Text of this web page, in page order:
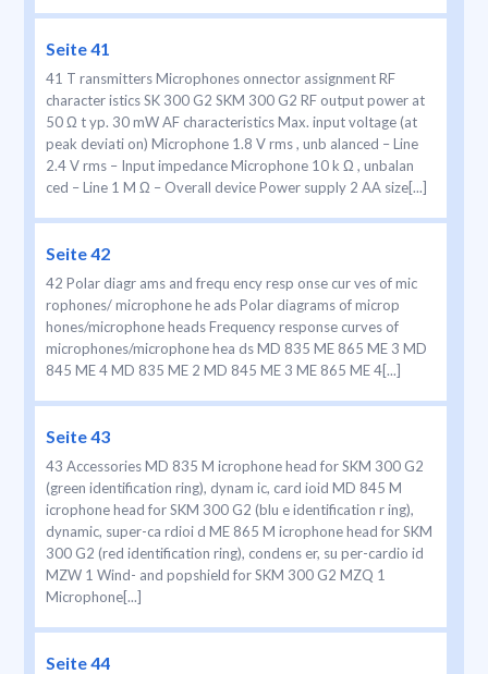
Seite 41
41 T ransmitters Microphones onnector assignment RF
character istics SK 300 G2 SKM 300 G2 RF output power at
50 Ω t yp. 30 mW AF characteristics Max. input voltage (at
peak deviati on) Microphone 1.8 V rms , unb alanced – Line
2.4 V rms – Input impedance Microphone 10 k Ω , unbalan
ced – Line 1 M Ω – Overall device Power supply 2 AA size[...]
Seite 42
42 Polar diagr ams and frequ ency resp onse cur ves of mic
rophones/ microphone he ads Polar diagrams of microp
hones/microphone heads Frequency response curves of
microphones/microphone hea ds MD 835 ME 865 ME 3 MD
845 ME 4 MD 835 ME 2 MD 845 ME 3 ME 865 ME 4[...]
Seite 43
43 Accessories MD 835 M icrophone head for SKM 300 G2
(green identification ring), dynam ic, card ioid MD 845 M
icrophone head for SKM 300 G2 (blu e identification r ing),
dynamic, super-ca rdioi d ME 865 M icrophone head for SKM
300 G2 (red identification ring), condens er, su per-cardio id
MZW 1 Wind- and popshield for SKM 300 G2 MZQ 1
Microphone[...]
Seite 44